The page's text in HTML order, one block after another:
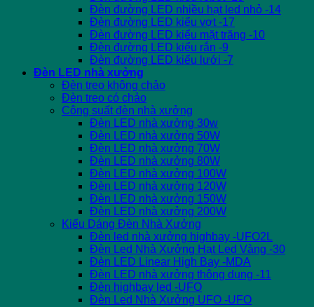
Đèn đường LED nhiều hạt led nhỏ -14
Đèn đường LED kiểu vợt -17
Đèn đường LED kiểu mặt trăng -10
Đèn đường LED kiểu rắn -9
Đèn đường LED kiểu lưới -7
Đèn LED nhà xưởng
Đèn treo không chảo
Đèn treo có chảo
Công suất đèn nhà xưởng
Đèn LED nhà xưởng 30w
Đèn LED nhà xưởng 50W
Đèn LED nhà xưởng 70W
Đèn LED nhà xưởng 80W
Đèn LED nhà xưởng 100W
Đèn LED nhà xưởng 120W
Đèn LED nhà xưởng 150W
Đèn LED nhà xưởng 200W
Kiểu Dáng Đèn Nhà Xưởng
Đèn led nhà xưởng highbay -UFO2L
Đèn Led Nhà Xưởng Hạt Led Vàng -30
Đèn LED Linear High Bay -MDA
Đèn LED nhà xưởng thông dụng -11
Đèn highbay led -UFO
Đèn Led Nhà Xưởng UFO -UFO